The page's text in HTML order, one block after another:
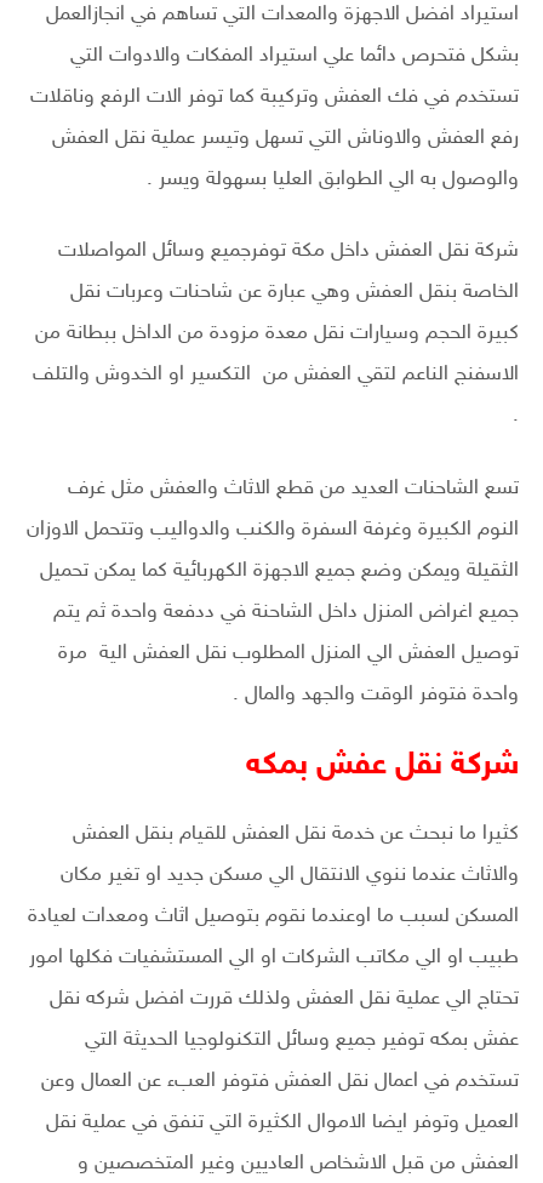
استيراد افضل الاجهزة والمعدات التي تساهم في انجازالعمل
بشكل فتحرص دائما علي استيراد المفكات والادوات التي
تستخدم في فك العفش وتركيبة كما توفر الات الرفع وناقلات
رفع العفش والاوناش التي تسهل وتيسر عملية نقل العفش
والوصول به الي الطوابق العليا بسهولة ويسر .
شركة نقل العفش داخل مكة توفرجميع وسائل المواصلات
الخاصة بنقل العفش وهي عبارة عن شاحنات وعربات نقل
كبيرة الحجم وسيارات نقل معدة مزودة من الداخل ببطانة من
الاسفنج الناعم لتقي العفش من التكسير او الخدوش والتلف
.
تسع الشاحنات العديد من قطع الاثاث والعفش مثل غرف
النوم الكبيرة وغرفة السفرة والكنب والدواليب وتتحمل الاوزان
الثقيلة ويمكن وضع جميع الاجهزة الكهربائية كما يمكن تحميل
جميع اغراض المنزل داخل الشاحنة في ددفعة واحدة ثم يتم
توصيل العفش الي المنزل المطلوب نقل العفش الية مرة
واحدة فتوفر الوقت والجهد والمال .
شركة نقل عفش بمكه
كثيرا ما نبحث عن خدمة نقل العفش للقيام بنقل العفش
والاثاث عندما ننوي الانتقال الي مسكن جديد او تغير مكان
المسكن لسبب ما اوعندما نقوم بتوصيل اثاث ومعدات لعيادة
طبيب او الي مكاتب الشركات او الي المستشفيات فكلها امور
تحتاج الي عملية نقل العفش ولذلك قررت افضل شركه نقل
عفش بمكه توفير جميع وسائل التكنولوجيا الحديثة التي
تستخدم في اعمال نقل العفش فتوفر العبء عن العمال وعن
العميل وتوفر ايضا الاموال الكثيرة التي تنفق في عملية نقل
العفش من قبل الاشخاص العاديين وغير المتخصصين و